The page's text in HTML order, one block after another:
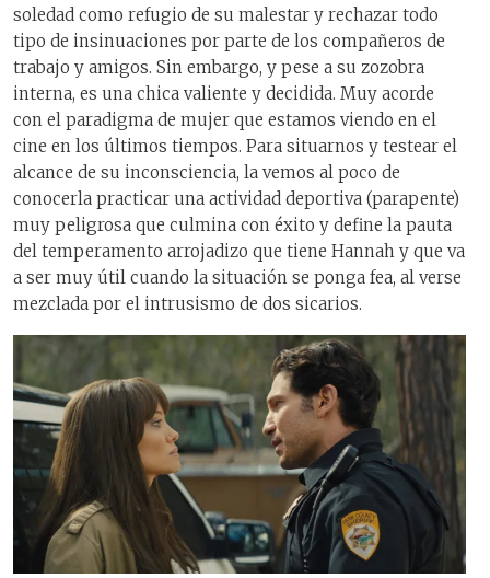
soledad como refugio de su malestar y rechazar todo
tipo de insinuaciones por parte de los compañeros de
trabajo y amigos. Sin embargo, y pese a su zozobra
interna, es una chica valiente y decidida. Muy acorde
con el paradigma de mujer que estamos viendo en el
cine en los últimos tiempos. Para situarnos y testear el
alcance de su inconsciencia, la vemos al poco de
conocerla practicar una actividad deportiva (parapente)
muy peligrosa que culmina con éxito y define la pauta
del temperamento arrojadizo que tiene Hannah y que va
a ser muy útil cuando la situación se ponga fea, al verse
mezclada por el intrusismo de dos sicarios.